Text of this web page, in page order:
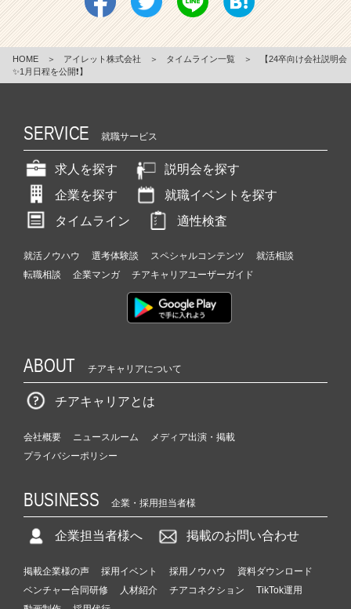
HOME ＞ アイレット株式会社 ＞ タイムライン一覧 ＞
【24卒向け会社説明会
✨1月日程を公開❗️】
SERVICE 就職サービス
求人を探す
説明会を探す
企業を探す
就職イベントを探す
タイムライン
適性検査
就活ノウハウ 選考体験談 スペシャルコンテンツ
就活相談
転職相談
企業マンガ チアキャリアユーザーガイド
ABOUT チアキャリアについて
チアキャリアとは
会社概要 ニュースルーム
メディア出演・掲載
プライバシーポリシー
BUSINESS 企業・採用担当者様
企業担当者様へ 掲載のお問い合わせ
掲載企業様の声 採用イベント 採用ノウハウ
資料ダウンロード
ベンチャー合同研修
人材紹介 チアコネクション
TikTok運用